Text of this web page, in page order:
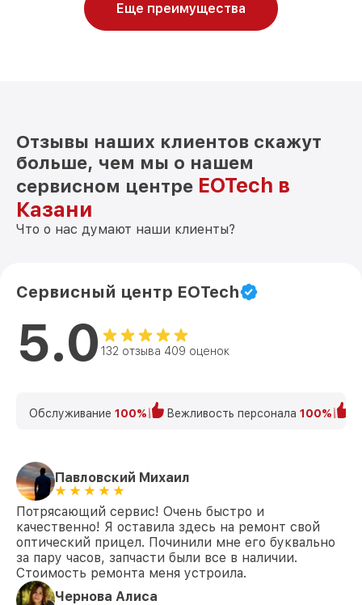
Еще преимущества
Отзывы наших клиентов скажут
больше, чем мы о нашем
сервисном центре EOTech в
Казани
Что о нас думают наши клиенты?
Сервисный центр EOTech
5.0 132 отзыва 409 оценок
Обслуживание 100% Вежливость персонала 100%
Павловский Михаил
Потрясающий сервис! Очень быстро и
качественно! Я оставила здесь на ремонт свой
оптический прицел. Починили мне его буквально
за пару часов, запчасти были все в наличии.
Стоимость ремонта меня устроила.
Чернова Алиса